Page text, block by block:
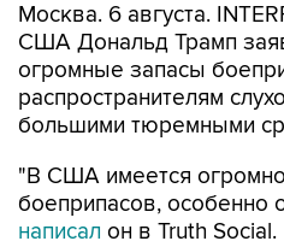
Москва. 6 августа.
США Дональд Трамп
огромные запасы
распространителям
большими тюремными
"В США имеется
боеприпасов, особенно
написал он в Truth Social.